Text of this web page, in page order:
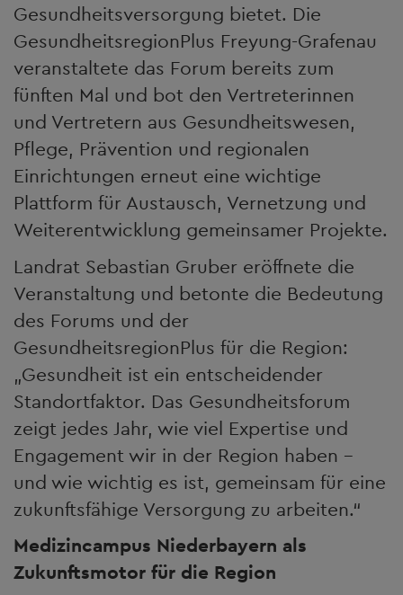
Gesundheitsversorgung bietet. Die
GesundheitsregionPlus Freyung-Grafenau
veranstaltete das Forum bereits zum
fünften Mal und bot den Vertreterinnen
und Vertretern aus Gesundheitswesen,
Pflege, Prävention und regionalen
Einrichtungen erneut eine wichtige
Plattform für Austausch, Vernetzung und
Weiterentwicklung gemeinsamer Projekte.
Landrat Sebastian Gruber eröffnete die
Veranstaltung und betonte die Bedeutung
des Forums und der
GesundheitsregionPlus für die Region:
„Gesundheit ist ein entscheidender
Standortfaktor. Das Gesundheitsforum
zeigt jedes Jahr, wie viel Expertise und
Engagement wir in der Region haben –
und wie wichtig es ist, gemeinsam für eine
zukunftsfähige Versorgung zu arbeiten.“
Medizincampus Niederbayern als
Zukunftsmotor für die Region